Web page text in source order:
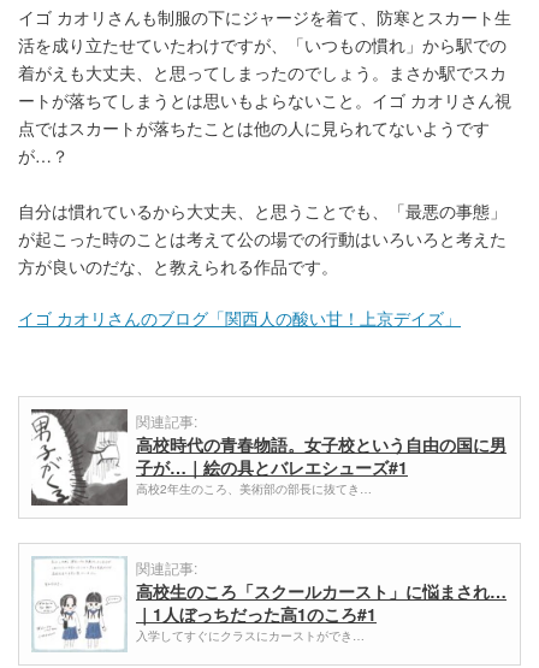
イゴ カオリさんも制服の下にジャージを着て、防寒とスカート生
活を成り立たせていたわけですが、「いつもの慣れ」から駅での
着がえも大丈夫、と思ってしまったのでしょう。まさか駅でスカ
ートが落ちてしまうとは思いもよらないこと。イゴ カオリさん視
点ではスカートが落ちたことは他の人に見られてないようです
が…？
自分は慣れているから大丈夫、と思うことでも、「最悪の事態」
が起こった時のことは考えて公の場での行動はいろいろと考えた
方が良いのだな、と教えられる作品です。
イゴ カオリさんのブログ「関西人の酸い甘！上京デイズ」
関連記事:
高校時代の青春物語。女子校という自由の国に男
子が…｜絵の具とバレエシューズ#1
高校2年生のころ、美術部の部長に抜てき…
関連記事:
高校生のころ「スクールカースト」に悩まされ…
｜1人ぼっちだった高1のころ#1
入学してすぐにクラスにカーストができ…